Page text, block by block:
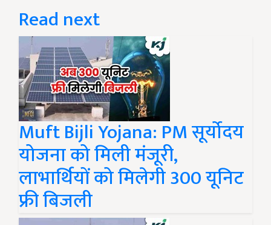
Read next
Muft Bijli Yojana: PM सूर्योदय
योजना को मिली मंजूरी,
लाभार्थियों को मिलेगी 300 यूनिट
फ्री बिजली